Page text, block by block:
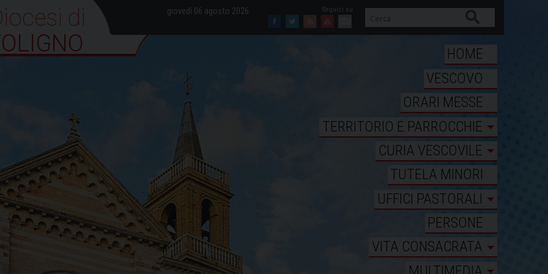
giovedì 06 agosto 2026
Facebook
Twitter
FeedYoutube
Mail
di Foligno
HOME
VESCOVO
ORARI MESSE
TERRITORIO E PARROCCHIE
CURIA VESCOVILE
TUTELA MINORI
UFFICI PASTORALI
PERSONE
VITA CONSACRATA